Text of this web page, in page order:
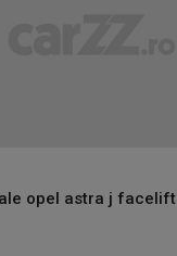
opel astra j facelift